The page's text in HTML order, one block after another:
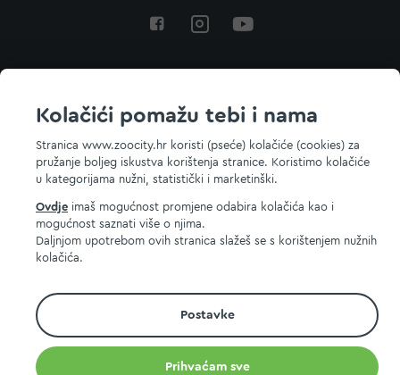
Kolačići pomažu tebi i nama
Stranica www.zoocity.hr koristi (pseće) kolačiće (cookies) za
pružanje boljeg iskustva korištenja stranice. Koristimo kolačiće
u kategorijama nužni, statistički i marketinški.
Ovdje imaš mogućnost promjene odabira kolačića kao i
mogućnost saznati više o njima.
Daljnjom upotrebom ovih stranica slažeš se s korištenjem nužnih
kolačića.
Postavke
Prihvaćam sve
© 2026 ZOOCITY. Sva prava zadržana.